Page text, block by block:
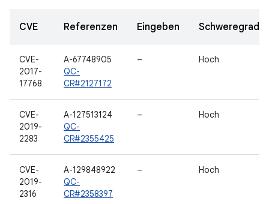
CVE Referenzen Eingeben Schweregrad
CVE-
2017-
17768
A-67748905
QC-
CR#2127172
– Hoch
CVE-
2019-
2283
A-127513124
QC-
CR#2355425
– Hoch
CVE-
2019-
2316
A-129848922
QC-
CR#2358397
– Hoch